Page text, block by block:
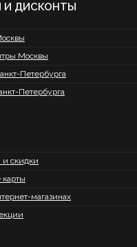
И ДИСКОНТЫ
Москвы
Петербурга
Петербурга
и скидки
магазинах